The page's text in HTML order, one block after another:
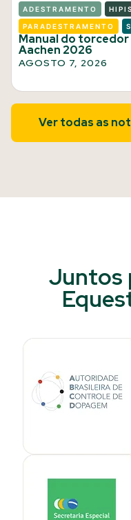
ADESTRAMENTO
PARADESTRAMENTO
Manual do torcedor
Aachen 2026
AGOSTO 7, 2026
Ver todas as
Juntos